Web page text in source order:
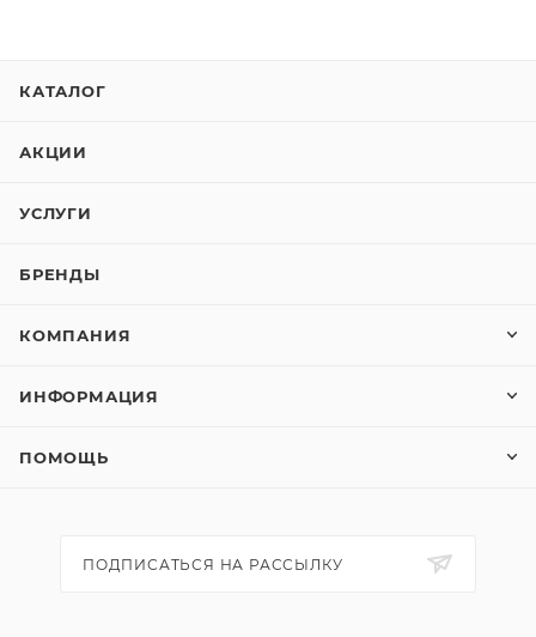
КАТАЛОГ
АКЦИИ
УСЛУГИ
БРЕНДЫ
КОМПАНИЯ
ИНФОРМАЦИЯ
ПОМОЩЬ
ПОДПИСАТЬСЯ НА РАССЫЛКУ